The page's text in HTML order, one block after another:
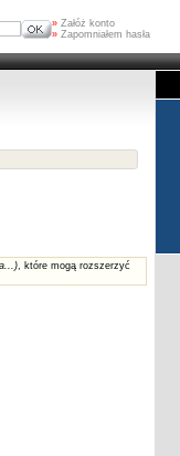
» Załóż konto
» Zapomniałem hasła
, które mogą rozszerzyć